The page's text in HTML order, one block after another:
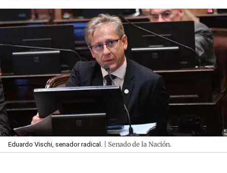
Eduardo Vischi, senador radical. | Senado de la Nación.